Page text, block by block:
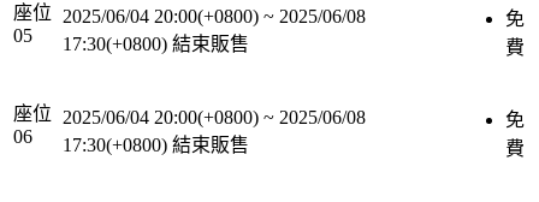
座位
05
2025/06/04 20:00(+0800) ~ 2025/06/08
17:30(+0800) 結束販售
免
費
座位
06
2025/06/04 20:00(+0800) ~ 2025/06/08
17:30(+0800) 結束販售
免
費